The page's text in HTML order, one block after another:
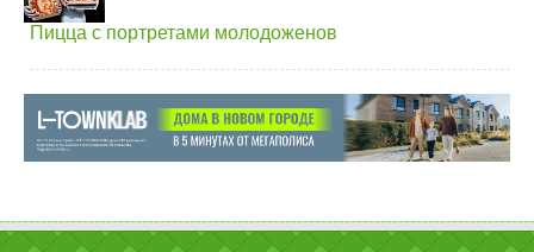
Пицца с портретами молодоженов